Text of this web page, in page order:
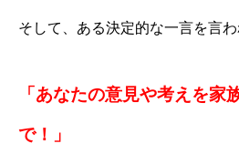
そして、ある決定的な一言を言わ
「あなたの意見や考えを家
で！」